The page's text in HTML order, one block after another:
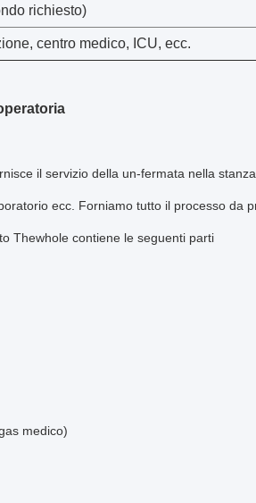
richiesto)
centro medico, ICU, ecc.
il servizio della un-fermata nella
ecc. Forniamo tutto il processo da
Thewhole contiene le seguenti parti
medico)